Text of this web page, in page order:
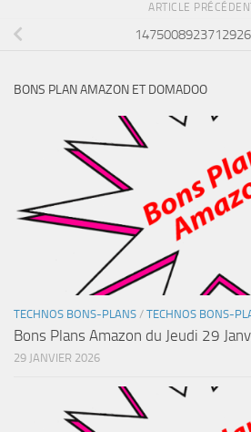
ARTICLE
BONS PLAN AMAZON ET DOMADOO
TECHNOS BONS-PLANS / TECHNOS BONS-
Bons Plans Amazon du Jeudi 29
29 JANVIER 2026